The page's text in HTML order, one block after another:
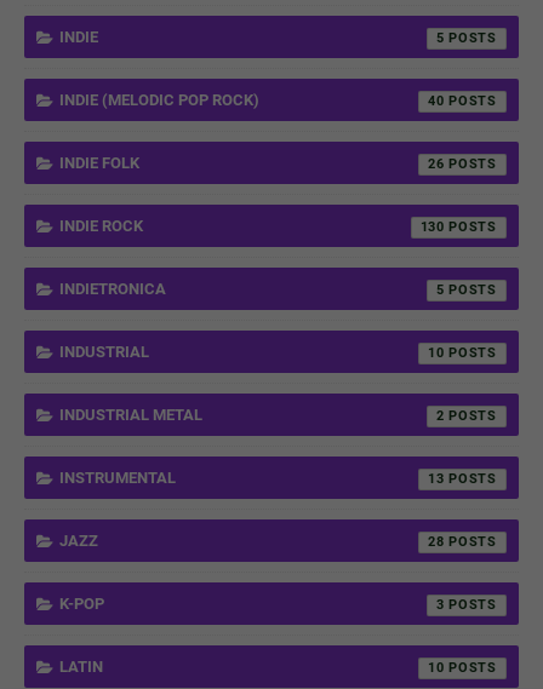
INDIE 5
INDIE (MELODIC POP ROCK) 40
INDIE FOLK 26
INDIE ROCK 130
INDIETRONICA 5
INDUSTRIAL 10
INDUSTRIAL METAL 2
INSTRUMENTAL 13
JAZZ 28
K-POP 3
LATIN 10